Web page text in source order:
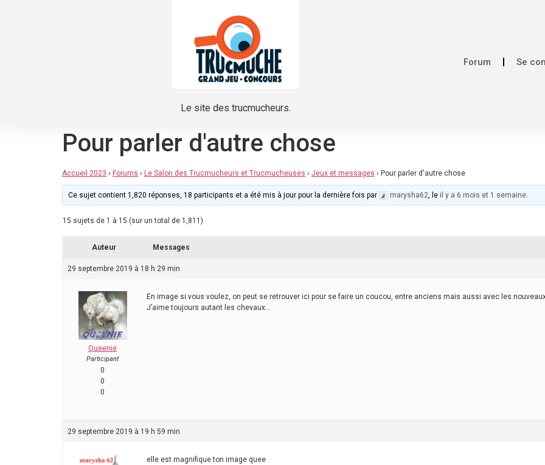
Le site des trucmucheurs.
Forum Se
Pour parler d'autre chose
Accueil 2023 › Forums › Le Salon des Trucmucheurs et Trucmucheuses › Jeux et messages › Pour parler d'autre chose
Ce sujet contient 1,820 réponses, 18 participants et a été mis à jour pour la dernière fois par marysha62, le il y a 6 mois et 1 semaine.
15 sujets de 1 à 15 (sur un total de 1,811)
Auteur Messages
29 septembre 2019 à 18 h 29 min
Queenie
Participant
0
0
0
En image si vous voulez, on peut se retrouver ici pour se faire un coucou, entre anciens mais aussi avec les
J’aime toujours autant les chevaux…
29 septembre 2019 à 19 h 59 min
elle est magnifique ton image quee